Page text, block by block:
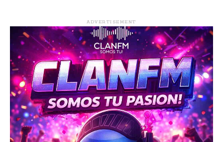
ADVERTISEMENT